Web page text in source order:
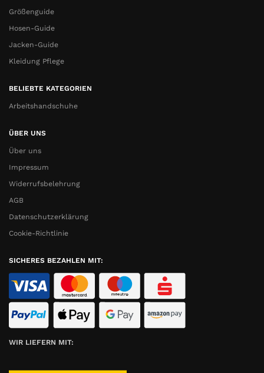
Größenguide
Hosen-Guide
Jacken-Guide
Kleidung Pflege
BELIEBTE KATEGORIEN
Arbeitshandschuhe
ÜBER UNS
Über uns
Impressum
Widerrufsbelehrung
AGB
Datenschutzerklärung
Cookie-Richtlinie
SICHERES BEZAHLEN MIT:
WIR LIEFERN MIT: